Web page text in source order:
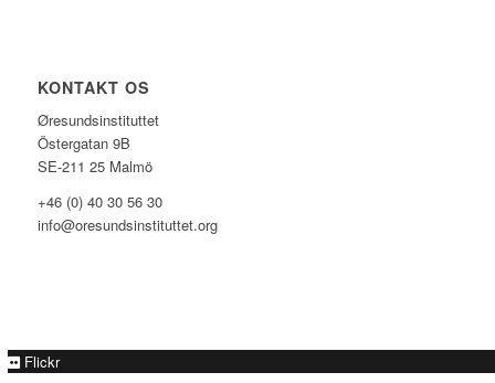
KONTAKT OS
Øresundsinstituttet
Östergatan 9B
SE-211 25 Malmö
+46 (0) 40 30 56 30
info@oresundsinstituttet.org
Flickr